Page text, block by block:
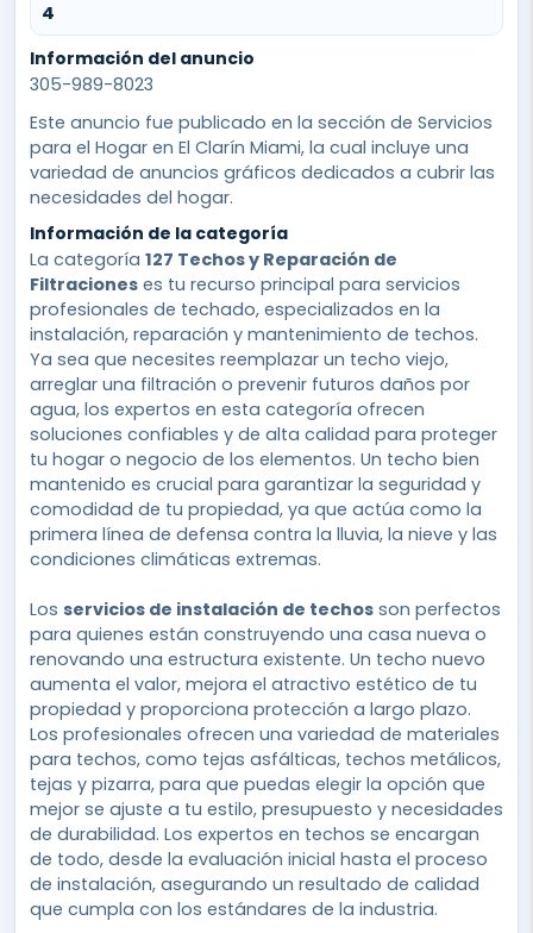
4
Información del anuncio
305-989-8023
Este anuncio fue publicado en la sección de Servicios
para el Hogar en El Clarín Miami, la cual incluye una
variedad de anuncios gráficos dedicados a cubrir las
necesidades del hogar.
Información de la categoría
La categoría 127 Techos y Reparación de
Filtraciones es tu recurso principal para servicios
profesionales de techado, especializados en la
instalación, reparación y mantenimiento de techos.
Ya sea que necesites reemplazar un techo viejo,
arreglar una filtración o prevenir futuros daños por
agua, los expertos en esta categoría ofrecen
soluciones confiables y de alta calidad para proteger
tu hogar o negocio de los elementos. Un techo bien
mantenido es crucial para garantizar la seguridad y
comodidad de tu propiedad, ya que actúa como la
primera línea de defensa contra la lluvia, la nieve y las
condiciones climáticas extremas.
Los servicios de instalación de techos son perfectos
para quienes están construyendo una casa nueva o
renovando una estructura existente. Un techo nuevo
aumenta el valor, mejora el atractivo estético de tu
propiedad y proporciona protección a largo plazo.
Los profesionales ofrecen una variedad de materiales
para techos, como tejas asfálticas, techos metálicos,
tejas y pizarra, para que puedas elegir la opción que
mejor se ajuste a tu estilo, presupuesto y necesidades
de durabilidad. Los expertos en techos se encargan
de todo, desde la evaluación inicial hasta el proceso
de instalación, asegurando un resultado de calidad
que cumpla con los estándares de la industria.